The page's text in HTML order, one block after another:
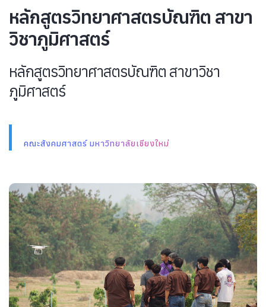
หลักสูตรวิทยาศาสตรบัณฑิต สาขา
วิชาภูมิศาสตร์
หลักสูตรวิทยาศาสตรบัณฑิต สาขาวิชา
ภูมิศาสตร์
คณะสังคมศาสตร์ มหาวิทยาลัยเชียงใหม่